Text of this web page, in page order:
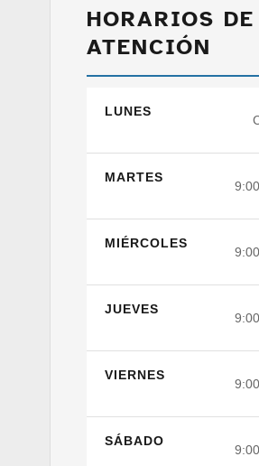
HORARIOS DE
ATENCIÓN
LUNES
MARTES
MIÉRCOLES
JUEVES
VIERNES
SÁBADO